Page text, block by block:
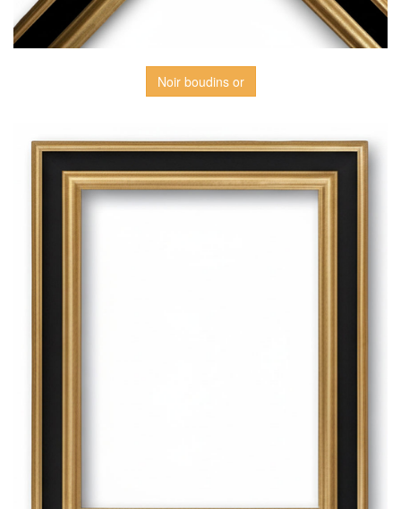
Noir boudins or